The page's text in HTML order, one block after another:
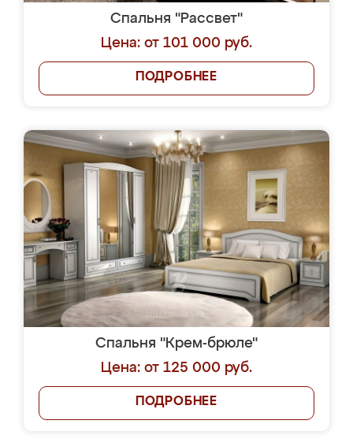
Спальня "Рассвет"
Цена: от 101 000 руб.
ПОДРОБНЕЕ
Спальня "Крем-брюле"
Цена: от 125 000 руб.
ПОДРОБНЕЕ